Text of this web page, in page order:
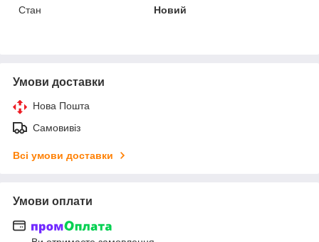
Стан
Новий
Умови доставки
Нова Пошта
Самовивіз
Всі умови доставки
Умови оплати